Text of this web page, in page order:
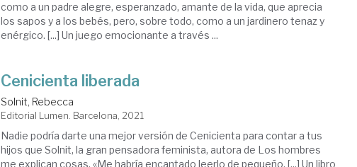
como a un padre alegre, esperanzado, amante de la vida, que aprecia
los sapos y a los bebés, pero, sobre todo, como a un jardinero tenaz y
enérgico. [...] Un juego emocionante a través ...
Cenicienta liberada
Solnit, Rebecca
Editorial Lumen. Barcelona, 2021
Nadie podría darte una mejor versión de Cenicienta para contar a tus
hijos que Solnit, la gran pensadora feminista, autora de Los hombres
me explican cosas. «Me habría encantado leerlo de pequeño. [...] Un libro